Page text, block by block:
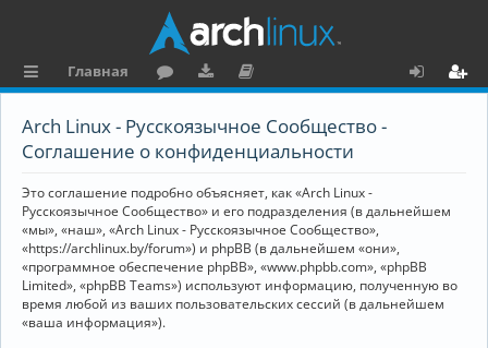
ы
к
и
Главная
ру
ру
и
ку
е
н
та
ц
Arch Linux - Русскоязычное Сообщество -
Соглашение о конфиденциальности
Это соглашение подробно объясняет, как «Arch Linux -
Русскоязычное Сообщество» и его подразделения (в дальнейшем
«мы», «наш», «Arch Linux - Русскоязычное Сообщество»,
«https://archlinux.by/forum») и phpBB (в дальнейшем «они»,
«программное обеспечение phpBB», «www.phpbb.com», «phpBB
Limited», «phpBB Teams») используют информацию, полученную во
время любой из ваших пользовательских сессий (в дальнейшем
«ваша информация»).